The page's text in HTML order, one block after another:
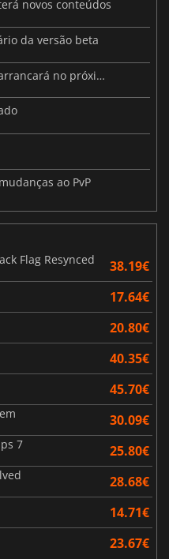
novos conteúdos
da versão beta
A versão beta de Overwatch 2 arrancará no próximo mês
ao PvP
Flag Resynced
38.19€
17.64€
20.80€
40.35€
45.70€
30.09€
7 25.80€
28.68€
14.71€
23.67€